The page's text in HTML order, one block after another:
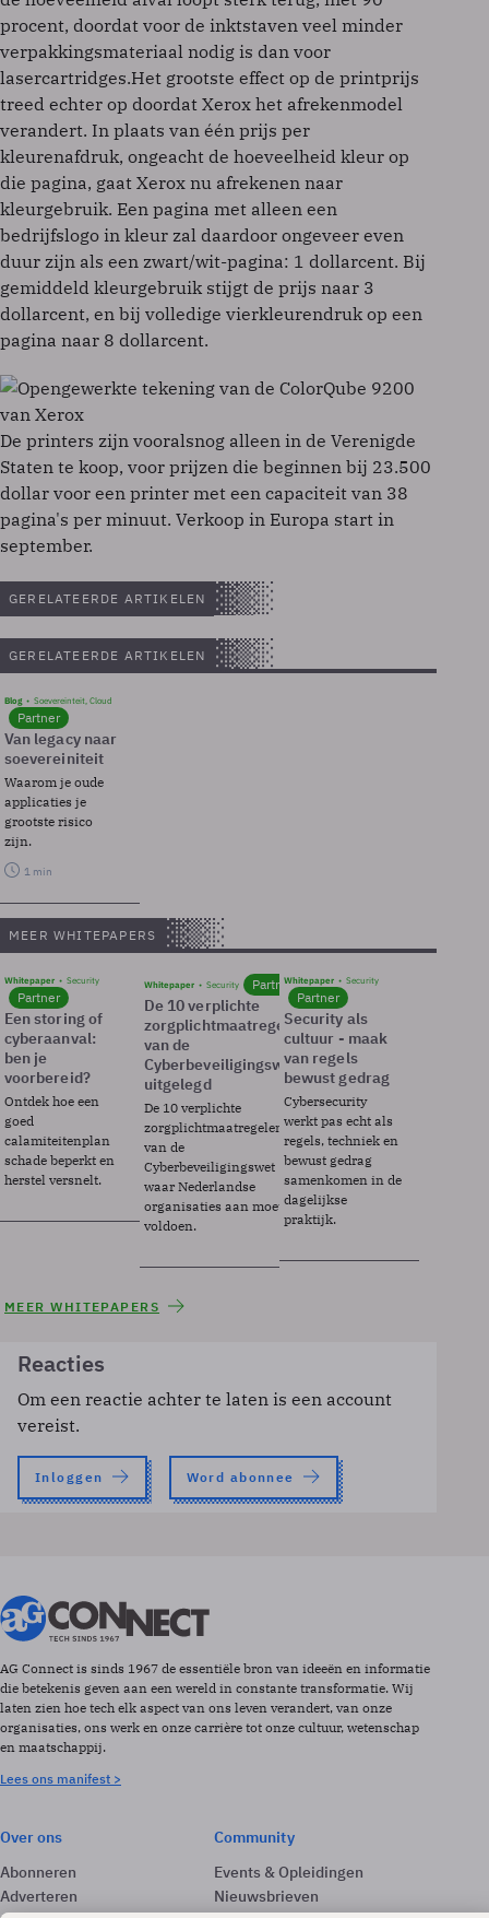
procent, doordat voor de inktstaven veel minder
verpakkingsmateriaal nodig is dan voor
lasercartridges.Het grootste effect op de printprijs
treed echter op doordat Xerox het afrekenmodel
verandert. In plaats van één prijs per
kleurenafdruk, ongeacht de hoeveelheid kleur op
die pagina, gaat Xerox nu afrekenen naar
kleurgebruik. Een pagina met alleen een
bedrijfslogo in kleur zal daardoor ongeveer even
duur zijn als een zwart/wit-pagina: 1 dollarcent. Bij
gemiddeld kleurgebruik stijgt de prijs naar 3
dollarcent, en bij volledige vierkleurendruk op een
pagina naar 8 dollarcent.
De printers zijn vooralsnog alleen in de Verenigde
Staten te koop, voor prijzen die beginnen bij 23.500
dollar voor een printer met een capaciteit van 38
pagina's per minuut. Verkoop in Europa start in
september.
GERELATEERDE ARTIKELEN
GERELATEERDE ARTIKELEN
Blog Soevereinteit, Cloud
Partner
Van legacy naar
soevereiniteit
Waarom je oude
applicaties je
grootste risico
zijn.
1 min
MEER WHITEPAPERS
Whitepaper Security
Partner
Een storing of
cyberaanval:
ben je
voorbereid?
Ontdek hoe een
goed
calamiteitenplan
schade beperkt en
herstel versnelt.
Whitepaper Security Partner
De 10 verplichte
zorgplichtmaatregelen
van de
Cyberbeveiligingswet
uitgelegd
De 10 verplichte
zorgplichtmaatregelen
van de
Cyberbeveiligingswet
waar Nederlandse
organisaties aan moeten
voldoen.
Whitepaper Security
Partner
Security als
cultuur - maak
van regels
bewust gedrag
Cybersecurity
werkt pas echt als
regels, techniek en
bewust gedrag
samenkomen in de
dagelijkse
praktijk.
MEER WHITEPAPERS
Reacties
Om een reactie achter te laten is een account
vereist.
Inloggen Word abonnee
AG Connect is sinds 1967 de essentiële bron van ideeën en informatie
die betekenis geven aan een wereld in constante transformatie. Wij
laten zien hoe tech elk aspect van ons leven verandert, van onze
organisaties, ons werk en onze carrière tot onze cultuur, wetenschap
en maatschappij.
Lees ons manifest >
Over ons
Abonneren
Adverteren
Community
Events & Opleidingen
Nieuwsbrieven